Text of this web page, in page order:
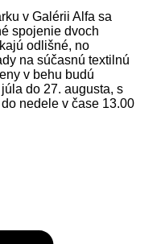
v Galérii Alfa sa
spojenie dvoch
odlišné, no
na súčasnú textilnú
v behu budú
do 27. augusta, s
nedele v čase 13.00